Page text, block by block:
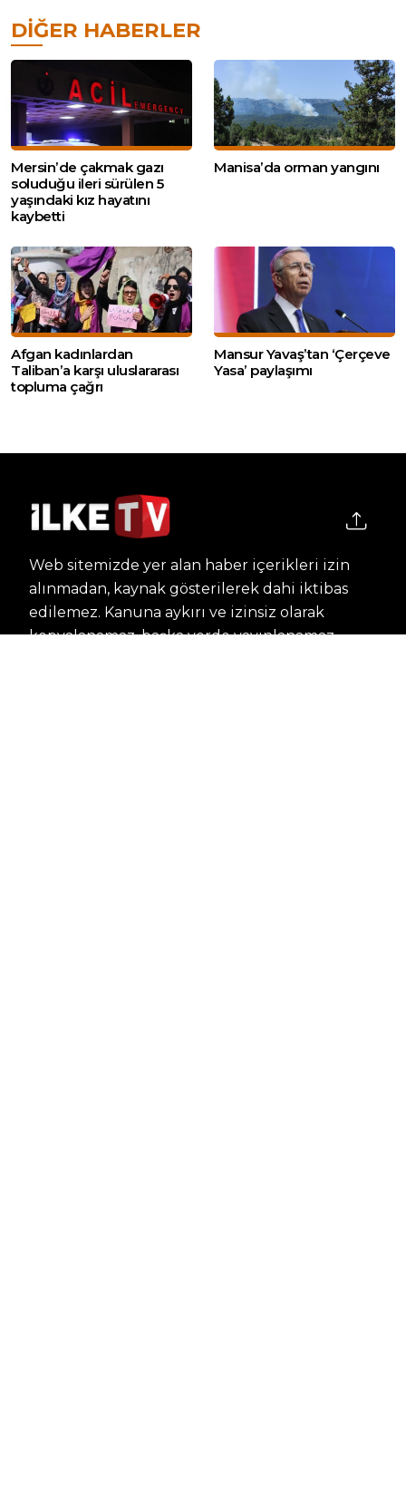
DIĞER HABERLER
Mersin’de çakmak gazı
soluduğu ileri sürülen 5
yaşındaki kız hayatını
kaybetti
Manisa’da orman yangını
Afgan kadınlardan
Taliban’a karşı uluslararası
topluma çağrı
Mansur Yavaş’tan ‘Çerçeve
Yasa’ paylaşımı
Web sitemizde yer alan haber içerikleri izin
alınmadan, kaynak gösterilerek dahi iktibas
edilemez. Kanuna aykırı ve izinsiz olarak
kopyalanamaz, başka yerde yayınlanamaz.